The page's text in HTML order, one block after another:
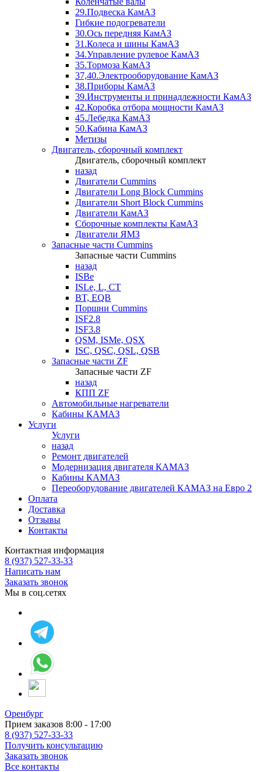
29.Подвеска КамАЗ
Гибкие подогреватели
30.Ось передняя КамАЗ
31.Колеса и шины КамАЗ
34.Управление рулевое КамАЗ
35.Тормоза КамАЗ
37,40.Электрооборудование КамАЗ
38.Приборы КамАЗ
39.Инструменты и принадлежности КамАЗ
42.Коробка отбора мощности КамАЗ
45.Лебедка КамАЗ
50.Кабина КамАЗ
Метизы
Двигатель, сборочный комплект
Двигатель, сборочный комплект
назад
Двигатели Cummins
Двигатели Long Bloсk Cummins
Двигатели Short Bloсk Cummins
Двигатели КамАЗ
Сборочные комплекты КамАЗ
Двигатели ЯМЗ
Запасные части Cummins
Запасные части Cummins
назад
ISBe
ISLe, L, CT
BT, EQB
Поршни Cummins
ISF2.8
ISF3.8
QSM, ISMe, QSX
ISC, QSC, QSL, QSB
Запасные части ZF
Запасные части ZF
назад
КПП ZF
Автомобильные нагреватели
Кабины КАМАЗ
Услуги
Услуги
назад
Ремонт двигателей
Модернизация двигателя КАМАЗ
Кабины КАМАЗ
Переоборудование двигателей КАМАЗ на Евро 2
Оплата
Доставка
Отзывы
Контакты
Контактная информация
8 (937) 527-33-33
Написать нам
Заказать звонок
Мы в соц.сетях
Оренбург
Прием заказов 8:00 - 17:00
8 (937) 527-33-33
Получить консультацию
Заказать звонок
Все контакты